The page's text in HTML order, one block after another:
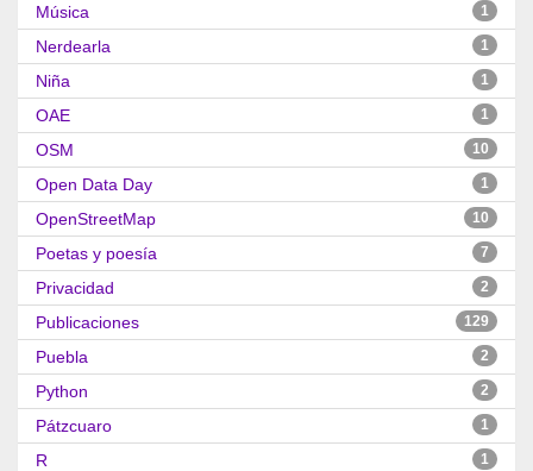
Música 1
Nerdearla 1
Niña 1
OAE 1
OSM 10
Open Data Day 1
OpenStreetMap 10
Poetas y poesía 7
Privacidad 2
Publicaciones 129
Puebla 2
Python 2
Pátzcuaro 1
R 1